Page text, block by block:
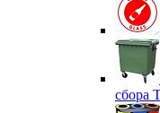
сбора